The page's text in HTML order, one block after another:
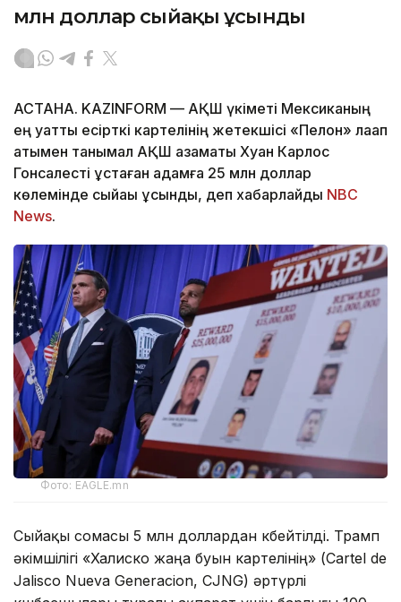
млн доллар сыйақы ұсынды
АСТАНА. KAZINFORM — АҚШ үкіметі Мексиканың
ең қуатты есірткі картелінің жетекшісі «Пелон» лақап
атымен танымал АҚШ азаматы Хуан Карлос
Гонсалесті ұстаған адамға 25 млн доллар
көлемінде сыйақы ұсынды, деп хабарлайды NBC
News.
Фото: EAGLE.mn
Сыйақы сомасы 5 млн доллардан көбейтілді. Трамп
әкімшілігі «Халиско жаңа буын картелінің» (Cartel de
Jalisco Nueva Generacion, CJNG) әртүрлі